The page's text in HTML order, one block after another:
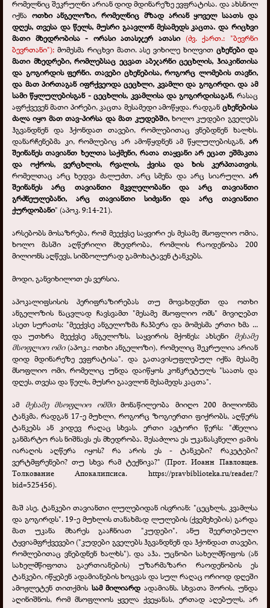
რომელნიც შეკრულნი არიან დიდ მდინარეზე ევფრატისა. და ახსნილ
იქნა ოთხი ანგელოზი, რომელნიც მზად არიან ყოველ საათს და
დღეს, თვესა და წელს, მუსრი გაავლონ მესამედს კაცთა. და რიცხვი
მათი მხედრობისა - ორასი ათასჯერ ათასი (ძვ. ქართ.: "ბევრნი
ბევრთანი"); მომესმა რიცხვი მათი. ასე ვიხილე ხილვით ცხენები და
მათი მხედრები, რომლებსაც ეცვათ აბჯარნი ცეცხლის, ჰიაკინთისა
და გოგირდის ფერნი. თავები ცხენებისა, როგორც ლომების თავნი,
და მათ პირთაგან იფრქვეოდა ცეცხლი, კვამლი და გოგირდი. და ამ
სამი წყლულებისგან - ცეცხლის, კვამლისა და გოგირდისაგან, რასაც
აფრქვევენ მათი პირები, კაცთა მესამედი ამოწყდა. რადგან ცხენებისა
ძალა იყო მათ თავ-პირსა და მათ კუდებში,ხოლო კუდები გველებს
ჰგვანდნენ და ჰქონდათ თავები, რომლებითაც ვნებდნენ ხალხს.
დანარჩენებმა კი, რომლებიც არ ამოწყდნენ ამ წყლულებისგან, არ
შეინანეს თავიანთ ხელთა საქმენი, რათა თაყვანი არ ეცათ ეშმაკთა
და ოქროს, ვერცხლის, რვალის, ქვისა და ხის კერპთათვის,
რომელთაც არც ხედვა ძალუძთ, არც სმენა და არც სიარული. არ
შეინანეს არც თავიანთი მკვლელობანი და არც თავიანთი
გრძნეულებანი, არც თავიანთი სიძვანი და არც თავიანთი
ქურდობანი" (აპოკ. 9:14-21).
არსებობს მოსაზრება, რომ მეექვსე საყვირი ეს მესამე მსოფლიო ომია,
ხოლო მასში აღწერილი მხედრობა, რომლის რაოდენობა 200
მილიონს აღწევს, სიმბოლურად გამოხატავენ ტანკებს.
მოდი, განვიხილოთ ეს ვერსია.
აპოკალიფსისის პერიფრაზირებას თუ მოვახდენთ და ოთხი
ანგელოზის ნაცვლად ჩავსვამთ "მესამე მსოფლიო ომს" მივიღებთ
ასეთ სურათს: "მეექვსე ანგელოზმა ჩაჰბერა და მომესმა ერთი ხმა ...
და უთხრა მეექვსე ანგელოზს, საყვირის მქონეს: ახსენი მესამე
მსოფლიო ომი(აპოკ.: ოთხი ანგელოზი), რომელიც შეკრულია არიან
დიდ მდინარეზე ევფრატისა". და გათავისუფლებულ იქნა მესამე
მსოფლიო ომი, რომელიც უნდა დაიწყოს კონკრეტულს "საათს და
დღეს, თვესა და წელს, მუსრი გაავლონ მესამედს კაცთა".
ამ მესამე მსოფლიო ომშიმონაწილეობა მიიღო 200 მილიონმა
ტანკმა, რადგან 17-ე მუხლი, როგორც ზოგიერთი ფიქრობს, აღწერს
ტანკებს ან კიდევ რაღაც სხვას. ერთი ავტორი წერს: "ძნელია
განმარტო რას ნიშნავს ეს მხედრობა. შესაძლოა ეს უკანასკნელი ჟამის
იარაღის აღწერა იყოს? რა არის ეს - ტანკები? რაკეტები?
ვერტმფრენები? თუ სხვა რამ ტექნიკა?" (Прот. Иоанн Павловцев.
Толкование Апокалипсиса. https://pravbiblioteka.ru/reader/?
bid=525456).
მაშ ასე, ტანკები თავიანთი ლულებიდან ისვრიან: "ცეცხლს, კვამლსა
და გოგირდს". 19-ე მუხლის თანახმად ლულების (ქვემეხების) გარდა
მათ უკანა მხარეს გააჩნიათ "კუდები", ანუ შეერთებული
ტყვიამფრქვევები ("კუდები გველებს ჰგვანდნენ და ჰქონდათ თავები,
რომლებითაც ვნებდნენ ხალხს"). და აჰა, უცნობი სახელმწიფოს (ან
სახელმწიფოთა გაერთიანების) უზარმაზარი რაოდენობის ეს
ტანკები, იწყებენ ადამიანების ხოცვას და სულ რაღაც ორიოდ დღეში
ამოჟლეტენ თითქმის სამ მილიარდ ადამიანს. სხვათა შორის, უნდა
აღინიშნოს, რომ მსოფლიოს ყველა ქვეყანას, ერთად აღებულს, არ